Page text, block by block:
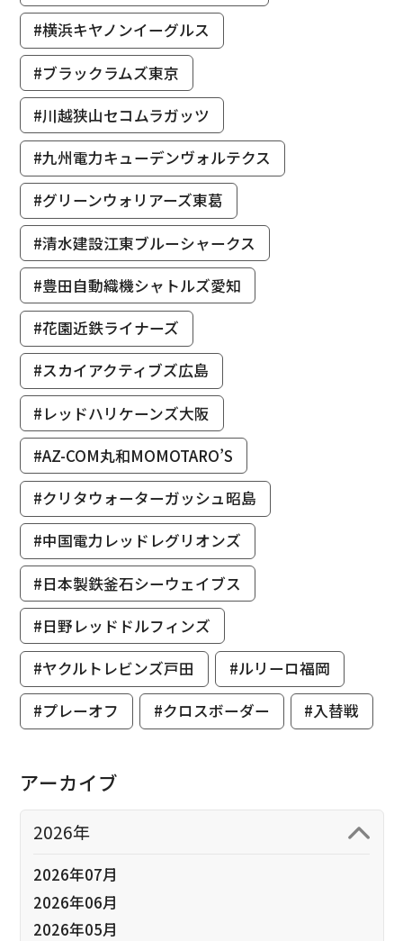
#横浜キヤノンイーグルス
#ブラックラムズ東京
#川越狭山セコムラガッツ
#九州電力キューデンヴォルテクス
#グリーンウォリアーズ東葛
#清水建設江東ブルーシャークス
#豊田自動織機シャトルズ愛知
#花園近鉄ライナーズ
#スカイアクティブズ広島
#レッドハリケーンズ大阪
#AZ-COM丸和MOMOTARO’S
#クリタウォーターガッシュ昭島
#中国電力レッドレグリオンズ
#日本製鉄釜石シーウェイブス
#日野レッドドルフィンズ
#ヤクルトレビンズ戸田
#ルリーロ福岡
#プレーオフ
#クロスボーダー #入替戦
アーカイブ
2026年
2026年07月
2026年06月
2026年05月